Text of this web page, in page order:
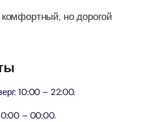
но дорогой
10:00 – 22:00.
– 00:00.